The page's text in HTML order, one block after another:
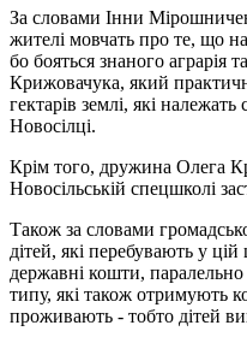
За словами Інни
жителі мовчать про те, що
бо бояться знаного аграрія
Крижовачука, який
гектарів землі, які
Новосілці.
Крім того, дружина Олега
Новосільській спецшколі
Також за словами
дітей, які перебувають у
державні кошти,
типу, які також отримують
проживають - тобто дітей